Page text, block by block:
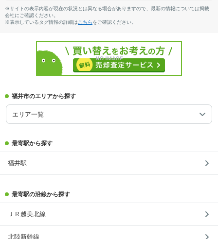
※サイトの表示内容が現在の状況とは異なる場合がありますので、最新の情報については掲載
会社にご確認ください。
※表示しているタグ情報の詳細は こちらをご確認ください。
福井市のエリアから探す
エリア一覧
最寄駅から探す
福井駅
最寄駅の沿線から探す
ＪＲ越美北線
北陸新幹線